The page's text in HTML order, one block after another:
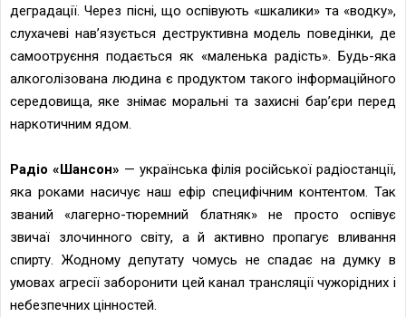
деградації. Через пісні, що оспівують «шкалики» та «водку»,
слухачеві нав’язується деструктивна модель поведінки, де
самоотруєння подається як «маленька радість». Будь-яка
алкоголізована людина є продуктом такого інформаційного
середовища, яке знімає моральні та захисні бар’єри перед
наркотичним ядом.
Радіо «Шансон» — українська філія російської радіостанції,
яка роками насичує наш ефір специфічним контентом. Так
званий «лагерно-тюремний блатняк» не просто оспівує
звичаї злочинного світу, а й активно пропагує вливання
спирту. Жодному депутату чомусь не спадає на думку в
умовах агресії заборонити цей канал трансляції чужорідних і
небезпечних цінностей.